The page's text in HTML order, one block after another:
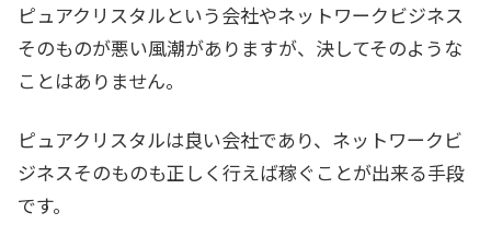
ピュアクリスタルという会社やネットワークビジネス
そのものが悪い風潮がありますが、決してそのような
ことはありません。
ピュアクリスタルは良い会社であり、ネットワークビ
ジネスそのものも正しく行えば稼ぐことが出来る手段
です。